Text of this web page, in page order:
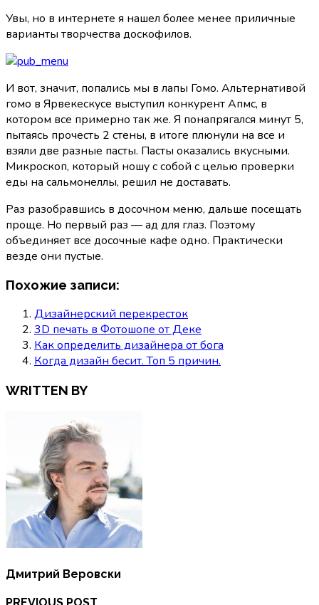
Увы, но в интернете я нашел более менее приличные
варианты творчества доскофилов.
И вот, значит, попались мы в лапы Гомо. Альтернативой
гомо в Ярвекескусе выступил конкурент Апмс, в
котором все примерно так же. Я понапрягался минут 5,
пытаясь прочесть 2 стены, в итоге плюнули на все и
взяли две разные пасты. Пасты оказались вкусными.
Микроскоп, который ношу с собой с целью проверки
еды на сальмонеллы, решил не доставать.
Раз разобравшись в досочном меню, дальше посещать
проще. Но первый раз — ад для глаз. Поэтому
объединяет все досочные кафе одно. Практически
везде они пустые.
Похожие записи:
Дизайнерский перекресток
3D печать в Фотошопе от Деке
Как определить дизайнера от бога
Когда дизайн бесит. Топ 5 причин.
WRITTEN BY
Дмитрий Веровски